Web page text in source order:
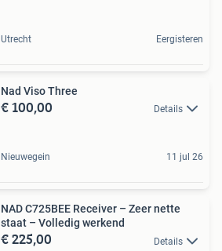
Utrecht Eergisteren
Nad Viso Three
€ 100,00 Details
Nieuwegein 11 jul 26
NAD C725BEE Receiver – Zeer nette
staat – Volledig werkend
€ 225,00 Details